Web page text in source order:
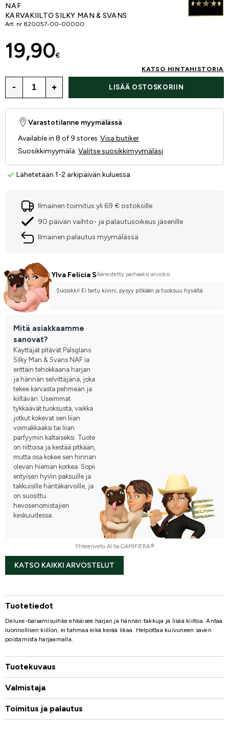
NAF
KARVAKIILTO SILKY MAN & SVANS
Art. nr 820057-00-00000
19,90€
KATSO HINTAHISTORIA
- + LISÄÄ OSTOSKORIIN
Lähetetään 1-2 arkipäivän kuluessa
Varastotilanne myymälässä
Available in 8 of 9 stores Visa butiker
Suosikkimyymälä: Valitse suosikkimyymäläsi
Ilmainen toimitus yli 69 € ostoksille
90 päivän vaihto- ja palautusoikeus jäsenille
Ilmainen palautus myymälässä
Ylva Felicia SÄänestetty parhaaksi arvioksi
Suosikki! Ei tartu kiinni, pysyy pitkään ja tuoksuu hyvältä.
Mitä asiakkaamme
sanovat?
Käyttäjät pitävät Pälsglans
Silky Man & Svans NAF:ia
erittäin tehokkaana harjan
ja hännän selvittäjänä, joka
tekee karvasta pehmeän ja
kiiltävän. Useimmat
tykkäävät tuoksusta, vaikka
jotkut kokevat sen liian
voimakkaaksi tai liian
parfyymin kaltaiseksi. Tuote
on riittoisa ja kestää pitkään,
mutta osa kokee sen hinnan
olevan hieman korkea. Sopii
erityisen hyvin paksuille ja
takkuisille häntäkarvoille, ja
on suosittu
hevosenomistajien
keskuudessa.
Yhteenveto AI:lla GAMIFIERA.®
KATSO KAIKKI ARVOSTELUT
Tuotetiedot
Deluxe-balsamisuihke ehkäisee harjan ja hännän takkuja ja lisää kiiltoa. Antaa
luonnollisen kiillon, ei tahmaa eikä kerää likaa. Helpottaa kuivuneen saven
poistamista harjaamalla.
Tuotekuvaus
Valmistaja
Toimitus ja palautus